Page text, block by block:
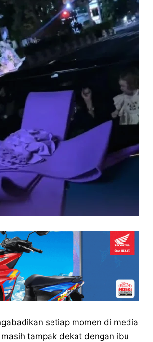
setiap momen di media
tampak dekat dengan ibu